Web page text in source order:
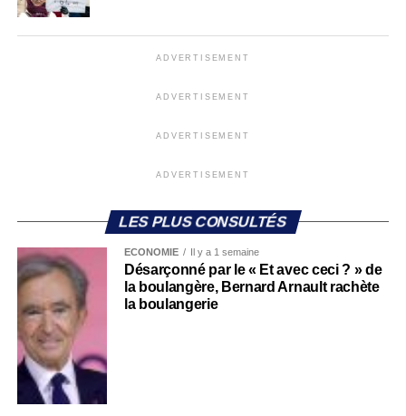
ADVERTISEMENT
ADVERTISEMENT
ADVERTISEMENT
ADVERTISEMENT
LES PLUS CONSULTÉS
ECONOMIE Il y a 1 semaine
Désarçonné par le « Et avec ceci ? » de
la boulangère, Bernard Arnault rachète
la boulangerie